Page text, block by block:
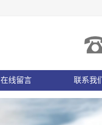
在线留言 联系我们